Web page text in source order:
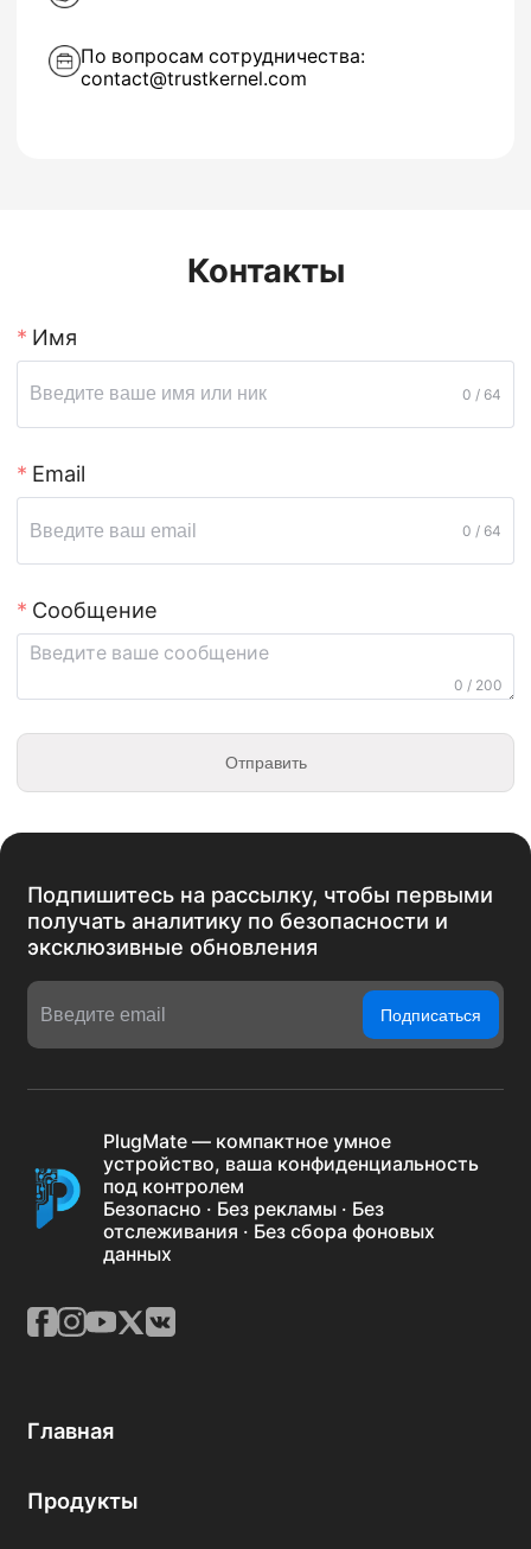
По вопросам сотрудничества:
contact@trustkernel.com
Контакты
Имя
0 / 64
Email
0 / 64
Сообщение
0 / 200
Отправить
Подпишитесь на рассылку, чтобы первыми
получать аналитику по безопасности и
эксклюзивные обновления
Подписаться
PlugMate — компактное умное
устройство, ваша конфиденциальность
под контролем
Безопасно · Без рекламы · Без
отслеживания · Без сбора фоновых
данных
Главная
Продукты